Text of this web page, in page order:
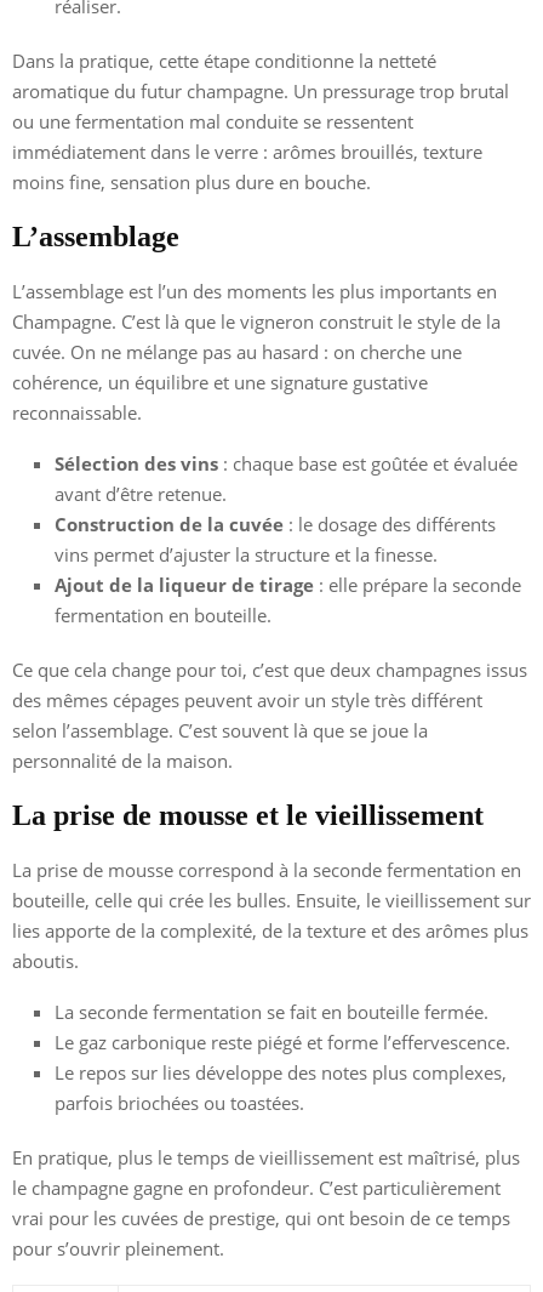
réaliser.
Dans la pratique, cette étape conditionne la netteté
aromatique du futur champagne. Un pressurage trop brutal
ou une fermentation mal conduite se ressentent
immédiatement dans le verre : arômes brouillés, texture
moins fine, sensation plus dure en bouche.
L’assemblage
L’assemblage est l’un des moments les plus importants en
Champagne. C’est là que le vigneron construit le style de la
cuvée. On ne mélange pas au hasard : on cherche une
cohérence, un équilibre et une signature gustative
reconnaissable.
Sélection des vins : chaque base est goûtée et évaluée
avant d’être retenue.
Construction de la cuvée : le dosage des différents
vins permet d’ajuster la structure et la finesse.
Ajout de la liqueur de tirage : elle prépare la seconde
fermentation en bouteille.
Ce que cela change pour toi, c’est que deux champagnes issus
des mêmes cépages peuvent avoir un style très différent
selon l’assemblage. C’est souvent là que se joue la
personnalité de la maison.
La prise de mousse et le vieillissement
La prise de mousse correspond à la seconde fermentation en
bouteille, celle qui crée les bulles. Ensuite, le vieillissement sur
lies apporte de la complexité, de la texture et des arômes plus
aboutis.
La seconde fermentation se fait en bouteille fermée.
Le gaz carbonique reste piégé et forme l’effervescence.
Le repos sur lies développe des notes plus complexes,
parfois briochées ou toastées.
En pratique, plus le temps de vieillissement est maîtrisé, plus
le champagne gagne en profondeur. C’est particulièrement
vrai pour les cuvées de prestige, qui ont besoin de ce temps
pour s’ouvrir pleinement.